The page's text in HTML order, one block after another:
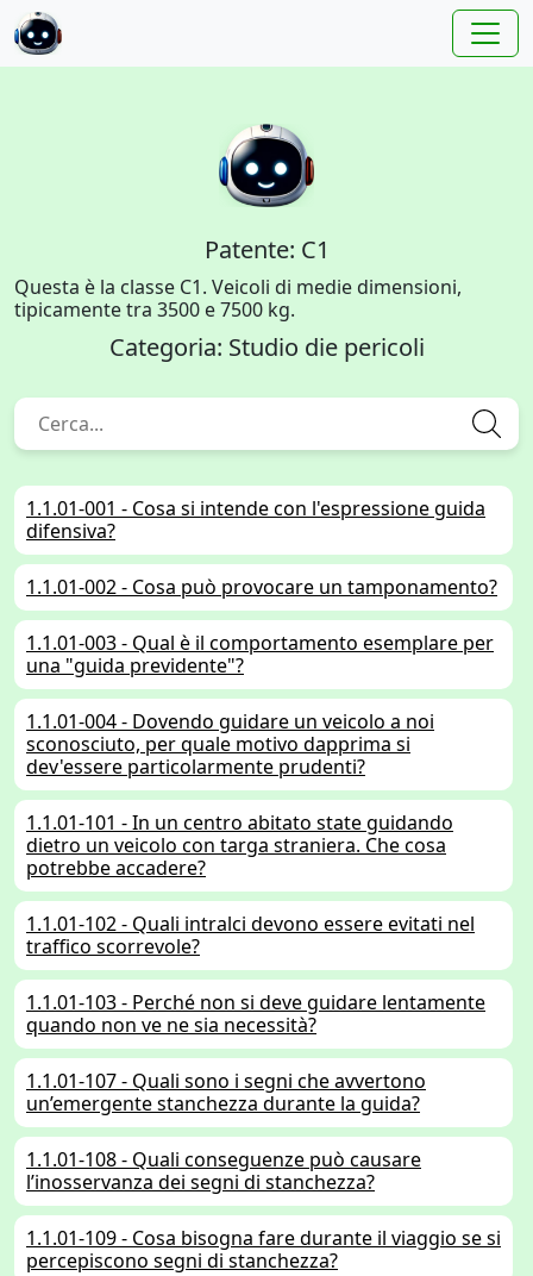
Patente: C1
Questa è la classe C1. Veicoli di medie dimensioni,
tipicamente tra 3500 e 7500 kg.
Categoria: Studio die pericoli
1.1.01-001 - Cosa si intende con l'espressione guida
difensiva?
1.1.01-002 - Cosa può provocare un tamponamento?
1.1.01-003 - Qual è il comportamento esemplare per
una "guida previdente"?
1.1.01-004 - Dovendo guidare un veicolo a noi
sconosciuto, per quale motivo dapprima si
dev'essere particolarmente prudenti?
1.1.01-101 - In un centro abitato state guidando
dietro un veicolo con targa straniera. Che cosa
potrebbe accadere?
1.1.01-102 - Quali intralci devono essere evitati nel
traffico scorrevole?
1.1.01-103 - Perché non si deve guidare lentamente
quando non ve ne sia necessità?
1.1.01-107 - Quali sono i segni che avvertono
un’emergente stanchezza durante la guida?
1.1.01-108 - Quali conseguenze può causare
l’inosservanza dei segni di stanchezza?
1.1.01-109 - Cosa bisogna fare durante il viaggio se si
percepiscono segni di stanchezza?